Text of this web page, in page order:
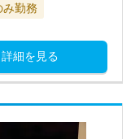
み勤務
詳細を見る